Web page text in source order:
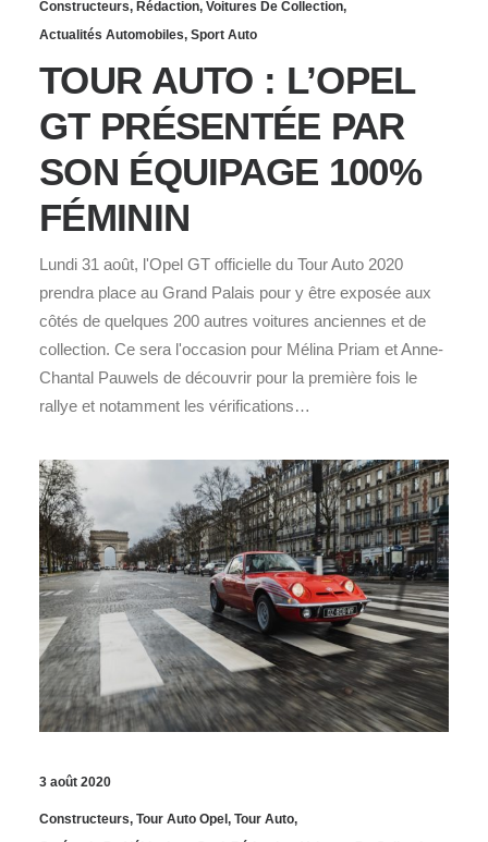
Constructeurs, Rédaction, Voitures De Collection,
Actualités Automobiles, Sport Auto
TOUR AUTO : L’OPEL
GT PRÉSENTÉE PAR
SON ÉQUIPAGE 100%
FÉMININ
Lundi 31 août, l'Opel GT officielle du Tour Auto 2020
prendra place au Grand Palais pour y être exposée aux
côtés de quelques 200 autres voitures anciennes et de
collection. Ce sera l'occasion pour Mélina Priam et Anne-
Chantal Pauwels de découvrir pour la première fois le
rallye et notamment les vérifications…
3 août 2020
Constructeurs, Tour Auto Opel, Tour Auto,